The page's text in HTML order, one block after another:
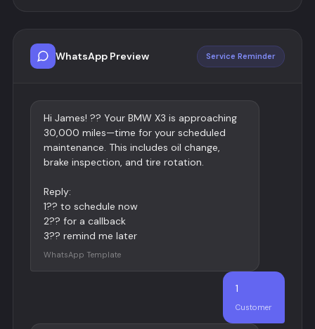
WhatsApp Preview Service Reminder
Hi James! ?? Your BMW X3 is approaching
30,000 miles—time for your scheduled
maintenance. This includes oil change,
brake inspection, and tire rotation.
Reply:
1?? to schedule now
2?? for a callback
3?? remind me later
WhatsApp Template
1
Customer